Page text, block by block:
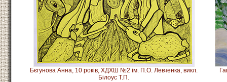
Бєгунова Анна, 10 років, ХДХШ №2 ім. П.О. Левченка, викл.
Білоус Т.П.